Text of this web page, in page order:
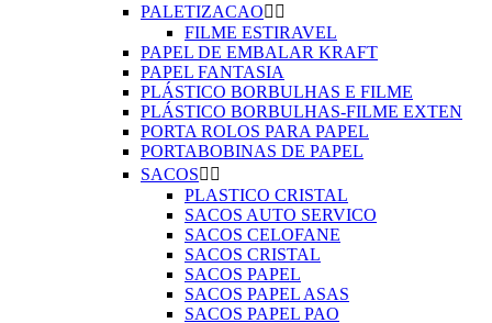
PALETIZACAO 
FILME ESTIRAVEL
PAPEL DE EMBALAR KRAFT
PAPEL FANTASIA
PLÁSTICO BORBULHAS E FILME
PLÁSTICO BORBULHAS-FILME EXTEN
PORTA ROLOS PARA PAPEL
PORTABOBINAS DE PAPEL
SACOS 
PLASTICO CRISTAL
SACOS AUTO SERVICO
SACOS CELOFANE
SACOS CRISTAL
SACOS PAPEL
SACOS PAPEL ASAS
SACOS PAPEL PAO